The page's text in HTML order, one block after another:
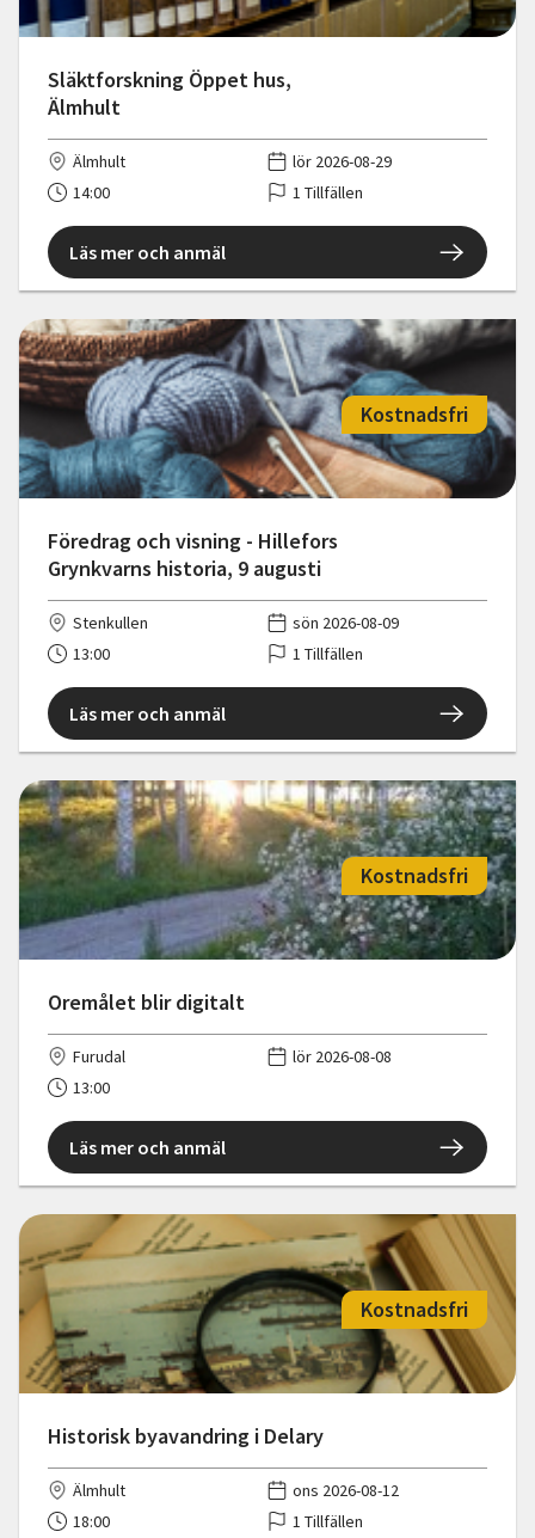
Släktforskning Öppet hus,
Älmhult
Älmhult
lör 2026-08-29
14:00
1 Tillfällen
Läs mer och anmäl
Föredrag och visning - Hillefors
Grynkvarns historia, 9 augusti
Kostnadsfri
Stenkullen
sön 2026-08-09
13:00
1 Tillfällen
Läs mer och anmäl
Oremålet blir digitalt
Kostnadsfri
Furudal
lör 2026-08-08
13:00
Läs mer och anmäl
Historisk byavandring i Delary
Kostnadsfri
Älmhult
ons 2026-08-12
18:00
1 Tillfällen